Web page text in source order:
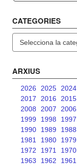
CATEGORIES
ARXIUS
2026 2025 2024
2017
2016 2015
2008
2007 2006
1999
1998 1997
1990
1989 1988
1981
1980 1979
1972
1971 1970
1963
1962 1961